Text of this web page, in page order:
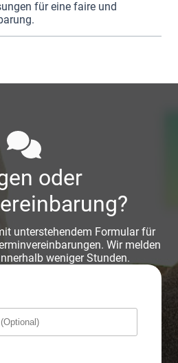
für eine faire und
oder
unterstehendem Formular für
Wir melden
weniger Stunden.